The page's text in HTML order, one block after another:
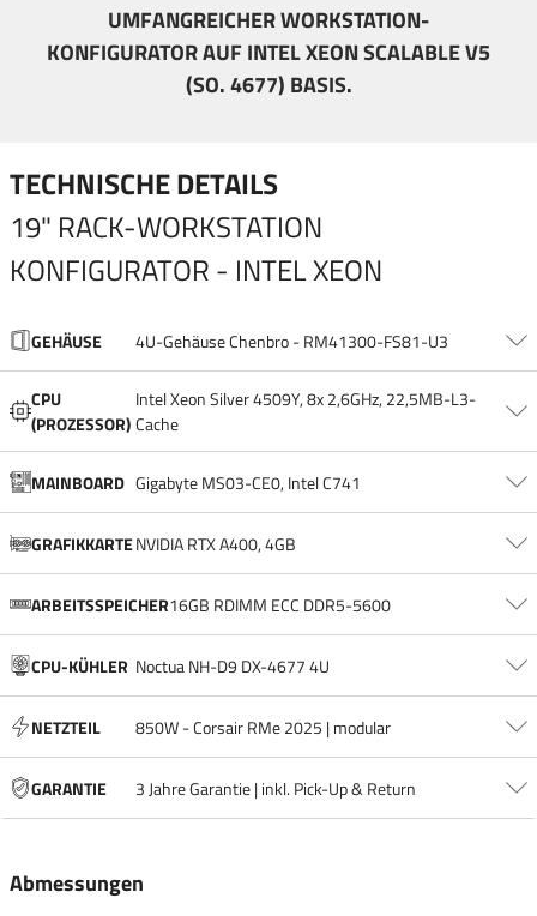
natürlich jederzeit unseren Support anrufen und Dich
kostenlos beraten lassen und deinen Wunsch-PC gleich
online mit Hilfe unseres Support-Teams zusammenstellen.
Auch als absoluter Laie!
überprüft. Wir kontaktieren Dich umgehend, sollte es
geben.
Wichtig:Das Fehlen von den in der Basis-Konfiguration nicht
betrachtet – es muss also nicht zwingend eine Grafikkarte,
Festplatte usw. bestellt werden. Auf diese Weise geben wir
Dir die Möglichkeit, das System mit bereits vorhandenen
oder anderweitig bestellten Komponenten selber
aufzurüsten. Eine Übertaktung kann dabei jedoch NUR in
Verbindung mit der Bestellung eines Arbeitsspeichers
eingestellt werden.
Viel Spaß beim Konfigurieren!
UMFANGREICHER WORKSTATION-
KONFIGURATOR AUF INTEL XEON SCALABLE V5
(SO. 4677) BASIS.
TECHNISCHE DETAILS
19" RACK-WORKSTATION
KONFIGURATOR - INTEL XEON
GEHÄUSE 4U-Gehäuse Chenbro - RM41300-FS81-U3
CPU
(PROZESSOR)
Intel Xeon Silver 4509Y, 8x 2,6GHz, 22,5MB-L3-
Cache
MAINBOARD Gigabyte MS03-CE0, Intel C741
GRAFIKKARTENVIDIA RTX A400, 4GB
ARBEITSSPEICHER16GB RDIMM ECC DDR5-5600
CPU-KÜHLER Noctua NH-D9 DX-4677 4U
NETZTEIL 850W - Corsair RMe 2025 | modular
GARANTIE 3 Jahre Garantie | inkl. Pick-Up & Return
Abmessungen